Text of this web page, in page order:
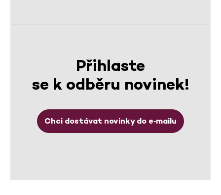
Přihlaste
se k odběru novinek!
Chci dostávat novinky do e‑mailu